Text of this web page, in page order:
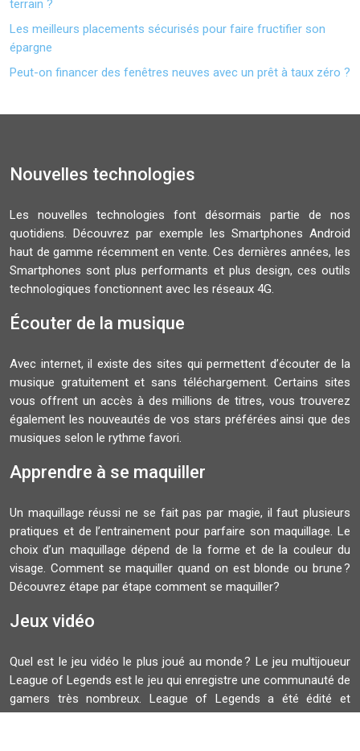
terrain ?
Les meilleurs placements sécurisés pour faire fructifier son
épargne
Peut-on financer des fenêtres neuves avec un prêt à taux zéro ?
Nouvelles technologies
Les nouvelles technologies font désormais partie de nos
quotidiens. Découvrez par exemple les Smartphones Android
haut de gamme récemment en vente. Ces dernières années, les
Smartphones sont plus performants et plus design, ces outils
technologiques fonctionnent avec les réseaux 4G.
Écouter de la musique
Avec internet, il existe des sites qui permettent d’écouter de la
musique gratuitement et sans téléchargement. Certains sites
vous offrent un accès à des millions de titres, vous trouverez
également les nouveautés de vos stars préférées ainsi que des
musiques selon le rythme favori.
Apprendre à se maquiller
Un maquillage réussi ne se fait pas par magie, il faut plusieurs
pratiques et de l’entrainement pour parfaire son maquillage. Le
choix d’un maquillage dépend de la forme et de la couleur du
visage. Comment se maquiller quand on est blonde ou brune ?
Découvrez étape par étape comment se maquiller?
Jeux vidéo
Quel est le jeu vidéo le plus joué au monde ? Le jeu multijoueur
League of Legends est le jeu qui enregistre une communauté de
gamers très nombreux. League of Legends a été édité et
développé par Riot Games. La finale du Championnat du monde